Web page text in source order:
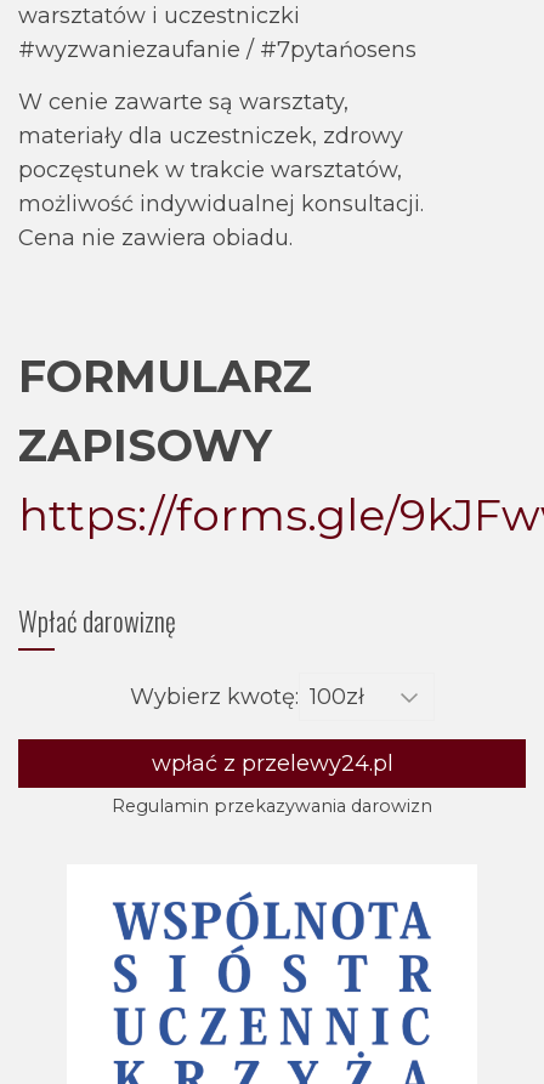
warsztatów i uczestniczki
#wyzwaniezaufanie / #7pytańosens
W cenie zawarte są warsztaty,
materiały dla uczestniczek, zdrowy
poczęstunek w trakcie warsztatów,
możliwość indywidualnej konsultacji.
Cena nie zawiera obiadu.
FORMULARZ
ZAPISOWY
https://forms.gle/
Wpłać darowiznę
Wybierz kwotę:
wpłać z przelewy24.pl
Regulamin przekazywania darowizn